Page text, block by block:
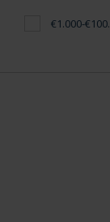
€1.000-